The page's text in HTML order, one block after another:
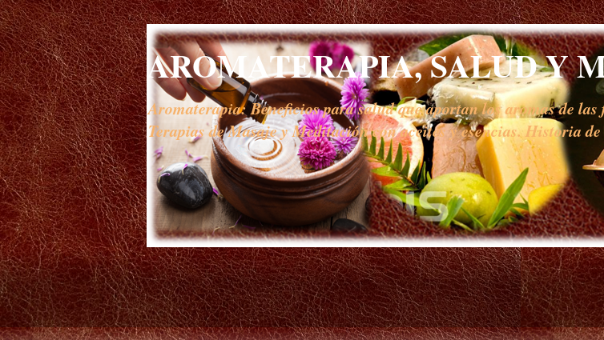
AROMATERAPIA, SALUD Y
Aromaterapia: Beneficios para salud que aportan los aromas de
Terapias de Masaje y Meditación con aceites y esencias. Historia